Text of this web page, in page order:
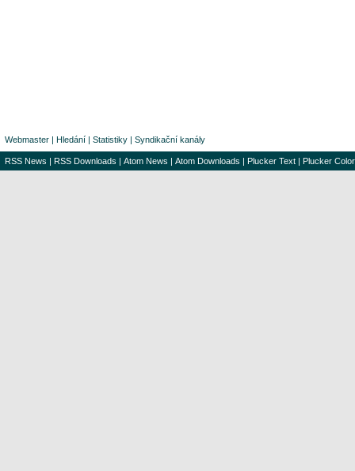
Webmaster | Hledání | Statistiky | Syndikační kanály
RSS News | RSS Downloads | Atom News | Atom Downloads | Plucker Text | Plucker Color